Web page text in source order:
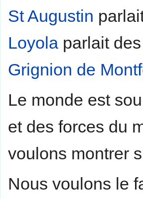
St Augustin
Loyola parlait
Grignion de
Le monde est
et des forces du
voulons montrer
Nous voulons le